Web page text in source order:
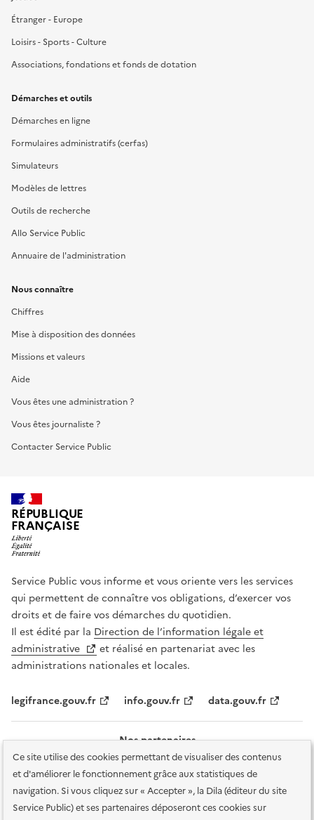
Ce site utilise des cookies permettant de visualiser des contenus
et d'améliorer le fonctionnement grâce aux statistiques de
navigation. Si vous cliquez sur « Accepter », la Dila (éditeur du site
Service Public) et ses partenaires déposeront ces cookies sur
Étranger - Europe
Loisirs - Sports - Culture
Associations, fondations et fonds de dotation
Démarches et outils
Démarches en ligne
Formulaires administratifs (cerfas)
Simulateurs
Modèles de lettres
Outils de recherche
Allo Service Public
Annuaire de l'administration
Nous connaître
Chiffres
Mise à disposition des données
Missions et valeurs
Aide
Vous êtes une administration ?
Vous êtes journaliste ?
Contacter Service Public
RÉPUBLIQUE
FRANÇAISE
Service Public vous informe et vous oriente vers les services
qui permettent de connaître vos obligations, d’exercer vos
droits et de faire vos démarches du quotidien.
Il est édité par la Direction de l’information légale et
administrative
et réalisé en partenariat avec les
administrations nationales et locales.
legifrance.gouv.fr info.gouv.fr data.gouv.fr
Nos partenaires